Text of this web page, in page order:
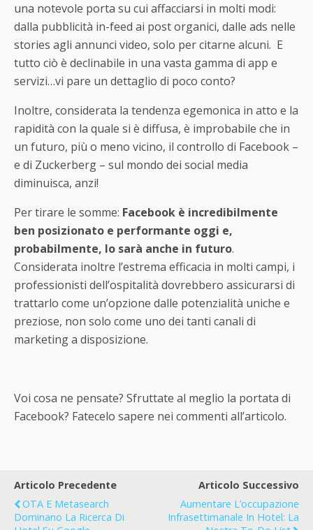
una notevole porta su cui affacciarsi in molti modi:
dalla pubblicità in-feed ai post organici, dalle ads nelle
stories agli annunci video, solo per citarne alcuni. E
tutto ciò è declinabile in una vasta gamma di app e
servizi…vi pare un dettaglio di poco conto?
Inoltre, considerata la tendenza egemonica in atto e la
rapidità con la quale si è diffusa, è improbabile che in
un futuro, più o meno vicino, il controllo di Facebook –
e di Zuckerberg – sul mondo dei social media
diminuisca, anzi!
Per tirare le somme: Facebook è incredibilmente
ben posizionato e performante oggi e,
probabilmente, lo sarà anche in futuro.
Considerata inoltre l’estrema efficacia in molti campi, i
professionisti dell’ospitalità dovrebbero assicurarsi di
trattarlo come un’opzione dalle potenzialità uniche e
preziose, non solo come uno dei tanti canali di
marketing a disposizione.
Voi cosa ne pensate? Sfruttate al meglio la portata di
Facebook? Fatecelo sapere nei commenti all’articolo.
Articolo Precedente
OTA E Metasearch
Dominano La Ricerca Di
Articolo Successivo
Aumentare L’occupazione
Infrasettimanale In Hotel: La